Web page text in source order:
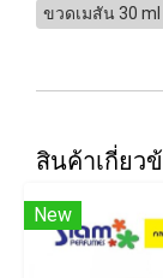
ขวดเมสัน 30 ml
สินค้าเกี่ยว
New